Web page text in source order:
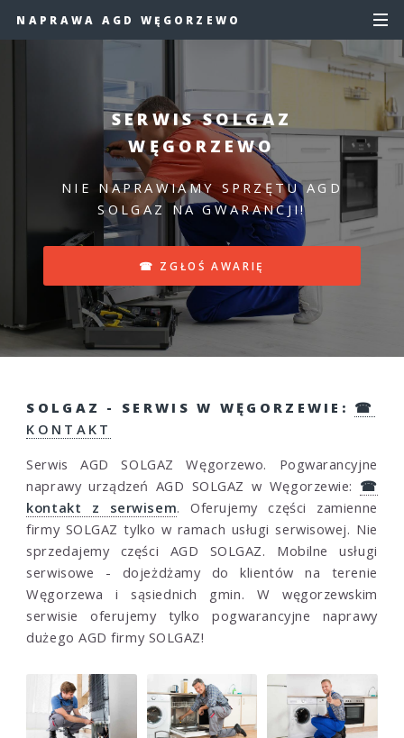
NAPRAWA AGD WĘGORZEWO
SERWIS SOLGAZ
WĘGORZEWO
NIE NAPRAWIAMY SPRZĘTU AGD
SOLGAZ NA GWARANCJI!
☎ ZGŁOŚ AWARIĘ
SOLGAZ - SERWIS W WĘGORZEWIE: ☎
KONTAKT
Serwis AGD SOLGAZ Węgorzewo. Pogwarancyjne
naprawy urządzeń AGD SOLGAZ w Węgorzewie: ☎
kontakt z serwisem. Oferujemy części zamienne
firmy SOLGAZ tylko w ramach usługi serwisowej. Nie
sprzedajemy części AGD SOLGAZ. Mobilne usługi
serwisowe - dojeżdżamy do klientów na terenie
Węgorzewa i sąsiednich gmin. W węgorzewskim
serwisie oferujemy tylko pogwarancyjne naprawy
dużego AGD firmy SOLGAZ!